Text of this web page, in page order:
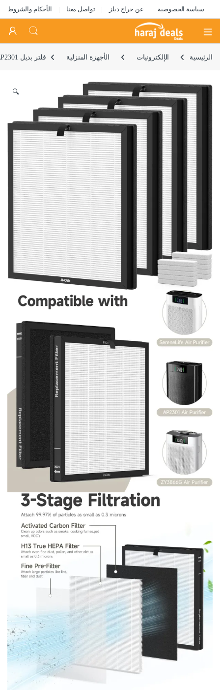
سياسة الخصوصية عن حراج ديلز تواصل معنا الأحكام والشروط
Open
الرئيسية الإلكترونيات الأجهزة المنزلية فلتر بديل AP2301 متوافق مع منقي الهواء ايرتوك AP2301، اصدار محسن، عبوة من 4 قطع (مع 10 قطع اضافية من وسائد اروما)
🔍